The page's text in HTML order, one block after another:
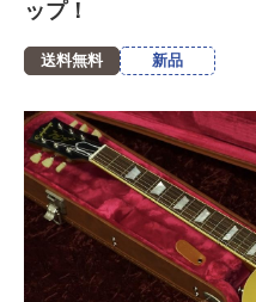
ップ！
送料無料 新品